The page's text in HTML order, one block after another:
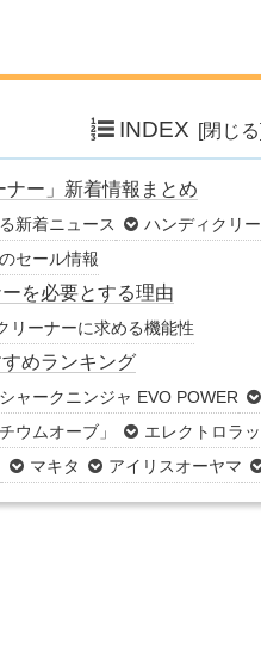
INDEX
ー」新着情報まとめ
新着ニュース
ハンディクリ
セール情報
を必要とする理由
リーナーに求める機能性
めランキング
シャークニンジャ EVO POWER
ウムオーブ」
エレクトロラ
マキタ アイリスオーヤマ